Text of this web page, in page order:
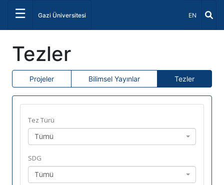
☰ Gazi Üniversitesi Dil Seçiniz
EN
Tezler
Projeler Bilimsel Yayınlar Tezler